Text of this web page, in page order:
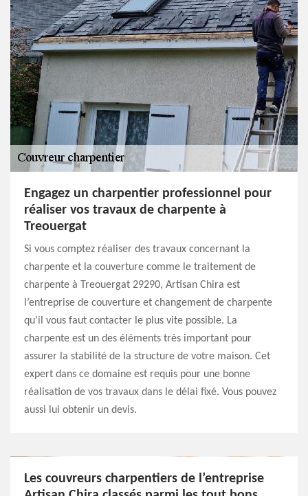
Engagez un charpentier professionnel pour
réaliser vos travaux de charpente à
Treouergat
Si vous comptez réaliser des travaux concernant la
charpente et la couverture comme le traitement de
charpente à Treouergat 29290, Artisan Chira est
l’entreprise de couverture et changement de charpente
qu’il vous faut contacter le plus vite possible. La
charpente est un des éléments très important pour
assurer la stabilité de la structure de votre maison. Cet
expert dans ce domaine est requis pour une bonne
réalisation de vos travaux dans le délai fixé. Vous pouvez
aussi lui obtenir un devis.
Les couvreurs charpentiers de l’entreprise